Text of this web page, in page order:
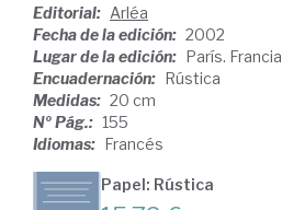
Editorial: Arléa
Fecha de la edición: 2002
Lugar de la edición: París. Francia
Encuadernación: Rústica
Medidas: 20 cm
Nº Pág.: 155
Idiomas: Francés
Papel: Rústica